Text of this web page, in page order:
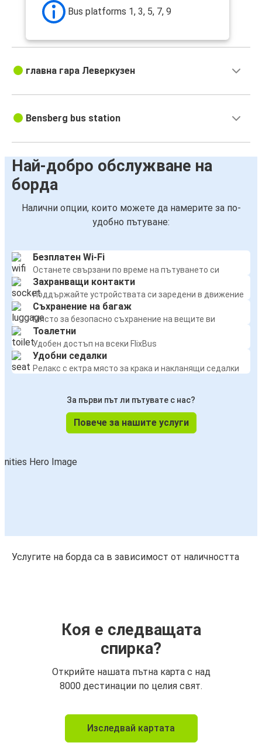
Bus platforms 1, 3, 5, 7, 9
главна гара Леверкузен
Bensberg bus station
Най-добро обслужване на
борда
Налични опции, които можете да намерите за по-
удобно пътуване:
Безплатен Wi-Fi
Останете свързани по време на пътуването си
Захранващи контакти
Поддържайте устройствата си заредени в движение
Съхранение на багаж
Място за безопасно съхранение на вещите ви
Тоалетни
Удобен достъп на всеки FlixBus
Удобни седалки
Релакс с ектра място за крака и накланящи седалки
За първи път ли пътувате с нас?
Повече за нашите услуги
Услугите на борда са в зависимост от наличността
Коя е следващата
спирка?
Открийте нашата пътна карта с над
8000 дестинации по целия свят.
Изследвай картата